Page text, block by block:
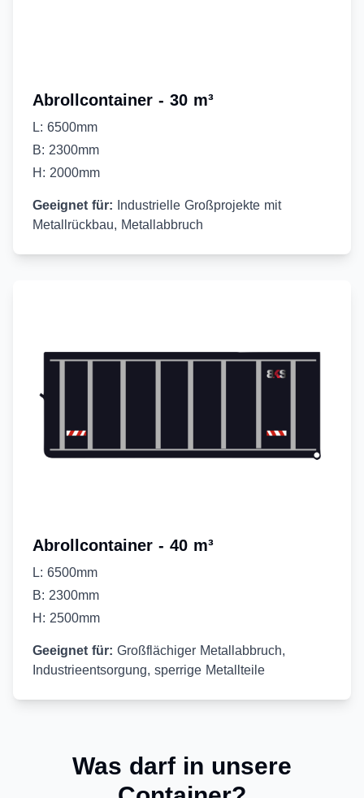
Abrollcontainer - 30 m³
L: 6500mm
B: 2300mm
H: 2000mm
Geeignet für: Industrielle Großprojekte mit
Metallrückbau, Metallabbruch
Abrollcontainer - 40 m³
L: 6500mm
B: 2300mm
H: 2500mm
Geeignet für: Großflächiger Metallabbruch,
Industrieentsorgung, sperrige Metallteile
Was darf in unsere